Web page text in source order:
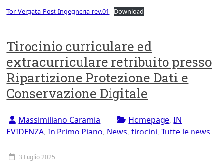
Tor-Vergata-Post-Ingegneria-rev.01 Download
Tirocinio curriculare ed
extracurriculare retribuito presso
Ripartizione Protezione Dati e
Conservazione Digitale
Massimiliano Caramia Homepage,IN
EVIDENZA,In Primo Piano, News,tirocini,Tutte le news
3 Luglio 2025